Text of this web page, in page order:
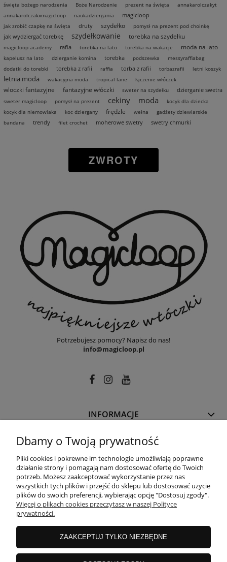
święta bożego narodzenia
Boże Narodzenie prezent na święta
annakarolczakyt
annakarolczakxmagicloop
naukadziergania magicloop
jak zrobić czapkę na święta druty szydełko pomysł na prezent pod choinkę
jak wydziergać torebkę szydełkowanie torebka na szydełku
magicloop academy rafia torebka na lato torebka na wakacje moda na lato
kapelusz na lato dzierganie komina torebka podszewka
messyraffiabag
dodatki do torebki
torebka z rafii raffia torba z rafii torbazrafii letni koszyk
letnia moda wakacyjna moda tropical lane łączenie włóczek
wloczki fantazyjne fantazyjne włóczki sweter na szydełku dzierganie swetra
sweter magicloop pomysł na prezent cekiny moda
kocyk dla dziecka
kocyk dla niemowlaka
koc dziergany frędzle wełna
gadżety dziewiarskie
bandana
trendy filet crochet moherowe swetry swetry chmurki
ZWROTY
Potrzebujesz pomocy? Napisz do nas!
info@magicloop.pl
INFORMACJE
POMOC
MOJE KONTO
O NAS
Dbamy o Twoją prywatność
Pliki cookies i pokrewne im technologie umożliwiają poprawne
działanie strony i pomagają nam dostosować ofertę do Twoich
potrzeb. Możesz zaakceptować wykorzystanie przez nas
wszystkich tych plików i przejść do sklepu lub dostosować użycie
plików do swoich preferencji, wybierając opcję "Dostosuj zgody".
Więcej o plikach cookies przeczytasz w naszej Polityce
prywatności.
ZAAKCEPTUJ TYLKO NIEZBĘDNE